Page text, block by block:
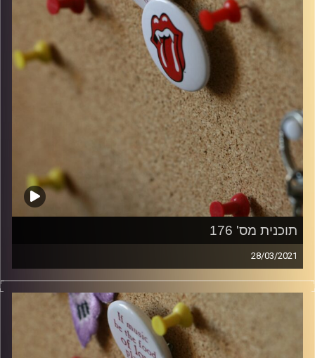
תוכנית מס' 176
28/03/2021
קלאסיקות רוק עם אורן הוף.
włodi